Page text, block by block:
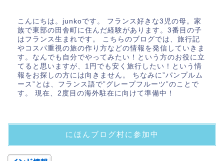
こんにちは。junkoです。 フランス好きな3児の母。家
族で東部の田舎町に住んだ経験があります。3番目の子
はフランス生まれです。 こちらのブログでは、旅行記
やコスパ重視の旅の作り方などの情報を発信していきま
す。なんでも自分でやってみたい！という方のお役に立
てると思いますが、1円でも安く旅行したい！という情
報をお探しの方には向きません。 ちなみに”パンプルム
ース”とは、フランス語で”グレープフルーツ”のことで
す。 現在、2度目の海外駐在に向けて準備中！
にほんブログ村に参加中